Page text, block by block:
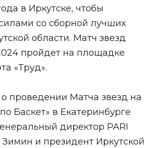
в Иркутске, чтобы
со сборной лучших
области. Матч звезд
пройдет на площадке
«Труд».
проведении Матча звезд на
Баскет» в Екатеринбурге
директор PARI
и президент Иркутской